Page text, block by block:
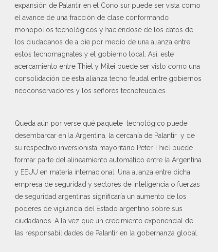
expansión de Palantir en el Cono sur puede ser vista como
el avance de una fracción de clase conformando
monopolios tecnológicos y haciéndose de los datos de
los ciudadanos de a pie por medio de una alianza entre
estos tecnomagnates y el gobierno local. Así, este
acercamiento entre Thiel y Milei puede ser visto como una
consolidación de esta alianza tecno feudal entre gobiernos
neoconservadores y los señores tecnofeudales.
Queda aún por verse qué paquete tecnológico puede
desembarcar en la Argentina, la cercanía de Palantir y de
su respectivo inversionista mayoritario Peter Thiel puede
formar parte del alineamiento automático entre la Argentina
y EEUU en materia internacional. Una alianza entre dicha
empresa de seguridad y sectores de inteligencia o fuerzas
de seguridad argentinas significaría un aumento de los
poderes de vigilancia del Estado argentino sobre sus
ciudadanos. A la vez que un crecimiento exponencial de
las responsabilidades de Palantir en la gobernanza global.